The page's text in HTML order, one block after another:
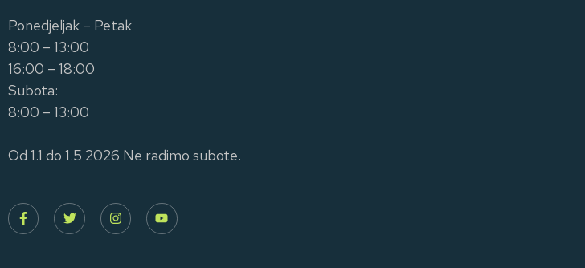
Ponedjeljak – Petak
8:00 – 13:00
16:00 – 18:00
Subota:
8:00 – 13:00
Od 1.1 do 1.5 2026 Ne radimo subote.